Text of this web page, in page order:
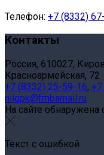
Телефон: +7 (8332)
Контакты
Россия, 610027,
Красноармейская, 72
+7 (8332) 25-59-16,
niigpk@fmbamail.ru
На сайте обнаружена
Текст с ошибкой